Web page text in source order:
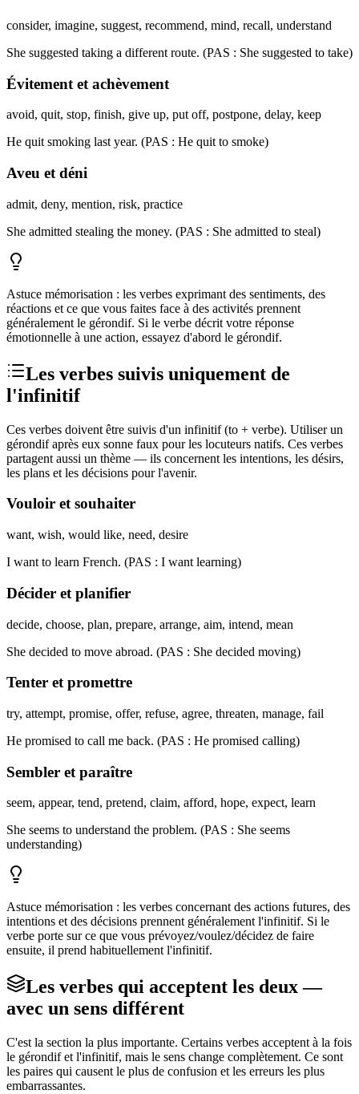
consider, imagine, suggest, recommend, mind, recall, understand
She suggested taking a different route. (PAS : She suggested to take)
Évitement et achèvement
avoid, quit, stop, finish, give up, put off, postpone, delay, keep
He quit smoking last year. (PAS : He quit to smoke)
Aveu et déni
admit, deny, mention, risk, practice
She admitted stealing the money. (PAS : She admitted to steal)
Astuce mémorisation : les verbes exprimant des sentiments, des
réactions et ce que vous faites face à des activités prennent
généralement le gérondif. Si le verbe décrit votre réponse
émotionnelle à une action, essayez d'abord le gérondif.
Les verbes suivis uniquement de
l'infinitif
Ces verbes doivent être suivis d'un infinitif (to + verbe). Utiliser un
gérondif après eux sonne faux pour les locuteurs natifs. Ces verbes
partagent aussi un thème — ils concernent les intentions, les désirs,
les plans et les décisions pour l'avenir.
Vouloir et souhaiter
want, wish, would like, need, desire
I want to learn French. (PAS : I want learning)
Décider et planifier
decide, choose, plan, prepare, arrange, aim, intend, mean
She decided to move abroad. (PAS : She decided moving)
Tenter et promettre
try, attempt, promise, offer, refuse, agree, threaten, manage, fail
He promised to call me back. (PAS : He promised calling)
Sembler et paraître
seem, appear, tend, pretend, claim, afford, hope, expect, learn
She seems to understand the problem. (PAS : She seems
understanding)
Astuce mémorisation : les verbes concernant des actions futures, des
intentions et des décisions prennent généralement l'infinitif. Si le
verbe porte sur ce que vous prévoyez/voulez/décidez de faire
ensuite, il prend habituellement l'infinitif.
Les verbes qui acceptent les deux —
avec un sens différent
C'est la section la plus importante. Certains verbes acceptent à la fois
le gérondif et l'infinitif, mais le sens change complètement. Ce sont
les paires qui causent le plus de confusion et les erreurs les plus
embarrassantes.